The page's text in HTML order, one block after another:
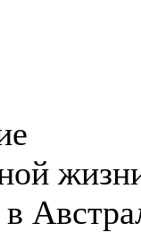
в